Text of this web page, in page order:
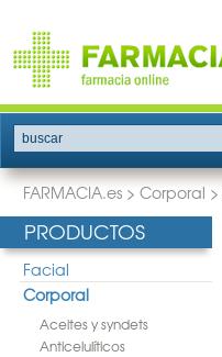
buscar
FARMACIA.es > Corporal >
PRODUCTOS
Facial
Corporal
Aceites y syndets
Anticelulíticos